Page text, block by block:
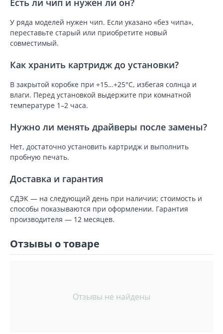
Есть ли чип и нужен ли он?
У ряда моделей нужен чип. Если указано «без чипа»,
переставьте старый или приобретите новый
совместимый.
Как хранить картридж до установки?
В закрытой коробке при +15…+25°C, избегая солнца и
влаги. Перед установкой выдержите при комнатной
температуре 1–2 часа.
Нужно ли менять драйверы после замены?
Нет, достаточно установить картридж и выполнить
пробную печать.
Доставка и гарантия
СДЭК — на следующий день при наличии; стоимость и
способы показываются при оформлении. Гарантия
производителя — 12 месяцев.
Отзывы о товаре
Отзывы не найдены